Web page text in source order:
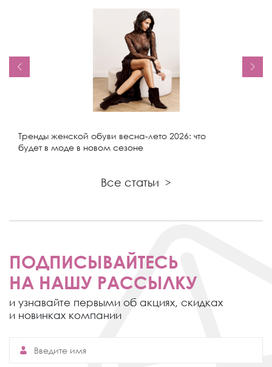
Тренды женской обуви весна-лето 2026: что
будет в моде в новом сезоне
Все статьи >
ПОДПИСЫВАЙТЕСЬ
НА НАШУ РАССЫЛКУ
и узнавайте первыми об акциях, скидках
и новинках компании